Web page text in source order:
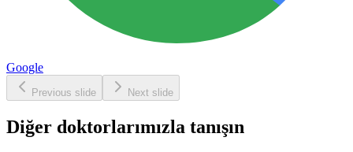
Google
Previous slide Next slide
Diğer doktorlarımızla tanışın